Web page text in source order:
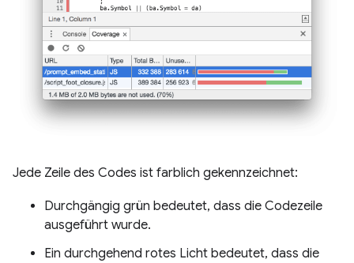
Jede Zeile des Codes ist farblich gekennzeichnet:
Durchgängig grün bedeutet, dass die Codezeile
ausgeführt wurde.
Ein durchgehend rotes Licht bedeutet, dass die